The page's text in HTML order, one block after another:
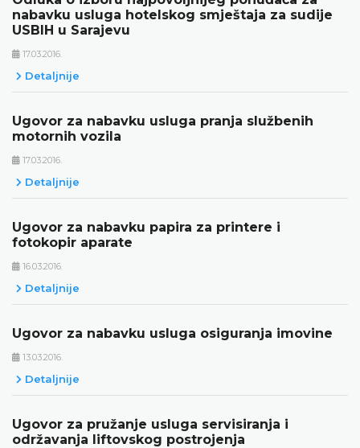
nabavku usluga hotelskog smještaja za sudije
USBIH u Sarajevu
17.03.2016.
Detaljnije
Ugovor za nabavku usluga pranja službenih
motornih vozila
17.03.2016.
Detaljnije
Ugovor za nabavku papira za printere i
fotokopir aparate
16.03.2016.
Detaljnije
Ugovor za nabavku usluga osiguranja imovine
13.03.2016.
Detaljnije
Ugovor za pružanje usluga servisiranja i
održavanja liftovskog postrojenja